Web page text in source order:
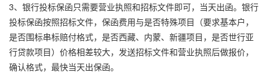
3、银行投标保函只需要营业执照和招标文件即可，当天出函。银行
投标保函按照招标文件，保函费用与是否特殊项目（要求基本户，
是否围标串标赔付格式，是否西藏、内蒙、新疆项目，是否世行亚
行贷款项目）价格相差较大，发送招标文件和营业执照后做报价，
确认格式，最快当天出保函。